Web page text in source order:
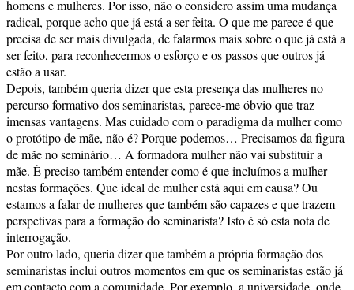
homens e mulheres. Por isso, não o considero assim uma mudança
radical, porque acho que já está a ser feita. O que me parece é que
precisa de ser mais divulgada, de falarmos mais sobre o que já está a
ser feito, para reconhecermos o esforço e os passos que outros já
estão a usar.
Depois, também queria dizer que esta presença das mulheres no
percurso formativo dos seminaristas, parece-me óbvio que traz
imensas vantagens. Mas cuidado com o paradigma da mulher como
o protótipo de mãe, não é? Porque podemos… Precisamos da figura
de mãe no seminário… A formadora mulher não vai substituir a
mãe. É preciso também entender como é que incluímos a mulher
nestas formações. Que ideal de mulher está aqui em causa? Ou
estamos a falar de mulheres que também são capazes e que trazem
perspetivas para a formação do seminarista? Isto é só esta nota de
interrogação.
Por outro lado, queria dizer que também a própria formação dos
seminaristas inclui outros momentos em que os seminaristas estão já
em contacto com a comunidade. Por exemplo, a universidade, onde